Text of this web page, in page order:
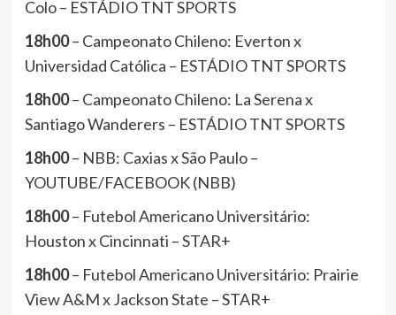
Colo – ESTÁDIO TNT SPORTS
18h00– Campeonato Chileno: Everton x
Universidad Católica – ESTÁDIO TNT SPORTS
18h00– Campeonato Chileno: La Serena x
Santiago Wanderers – ESTÁDIO TNT SPORTS
18h00– NBB: Caxias x São Paulo –
YOUTUBE/FACEBOOK (NBB)
18h00– Futebol Americano Universitário:
Houston x Cincinnati – STAR+
18h00– Futebol Americano Universitário: Prairie
View A&M x Jackson State – STAR+